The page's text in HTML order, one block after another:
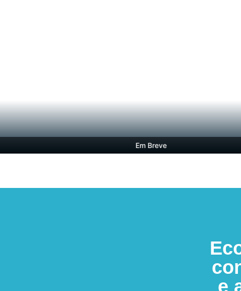
Em Breve
e